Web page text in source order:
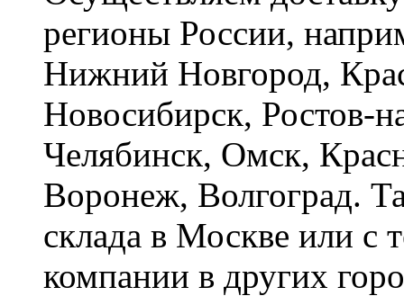
регионы России,
Нижний Новгород,
Новосибирск, Ростов-
Челябинск, Омск,
Воронеж, Волгоград.
склада в Москве или с
компании в других